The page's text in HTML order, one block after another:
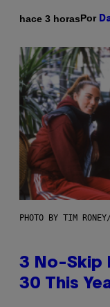
hace 3 horasPor
PHOTO BY TIM
3 No-Skip
30 This